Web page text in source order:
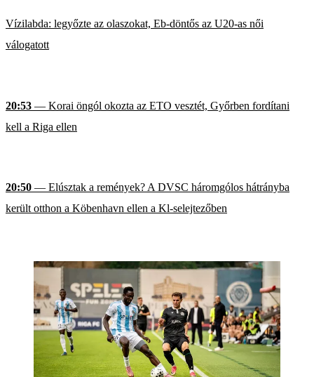
Vízilabda: legyőzte az olaszokat, Eb-döntős az U20-as női
válogatott
20:53 — Korai öngól okozta az ETO vesztét, Győrben fordítani
kell a Riga ellen
20:50 — Elúsztak a remények? A DVSC háromgólos hátrányba
került otthon a Köbenhavn ellen a Kl-selejtezőben